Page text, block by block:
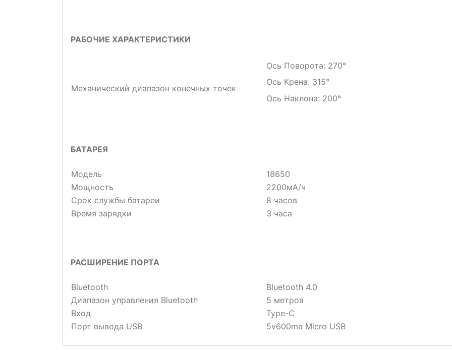
РАБОЧИЕ ХАРАКТЕРИСТИКИ
Механический диапазон конечных точек
Ось Поворота: 270°
Ось Крена: 315°
Ось Наклона: 200°
БАТАРЕЯ
Модель
18650
Мощность
2200мА/ч
Срок службы батареи
8 часов
Время зарядки
3 часа
РАСШИРЕНИЕ ПОРТА
Bluetooth
Bluetooth 4.0
Диапазон управления Bluetooth
5 метров
Вход
Type-C
Порт вывода USB
5v600ma Micro USB